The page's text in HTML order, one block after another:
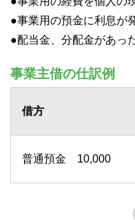
●事業用の預金に利息が
●配当金、分配金があっ
事業主借の仕訳例
借方
普通預金 10,000